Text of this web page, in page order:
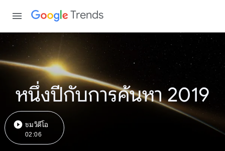
Trends
หนึ่งปีกับการค้นหา 2019
ชมวิดีโอ
02:06